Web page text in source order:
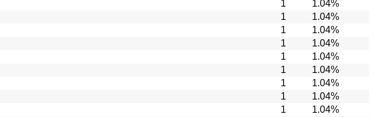
1 1.04%
1 1.04%
1 1.04%
1 1.04%
1 1.04%
1 1.04%
1 1.04%
1 1.04%
1 1.04%